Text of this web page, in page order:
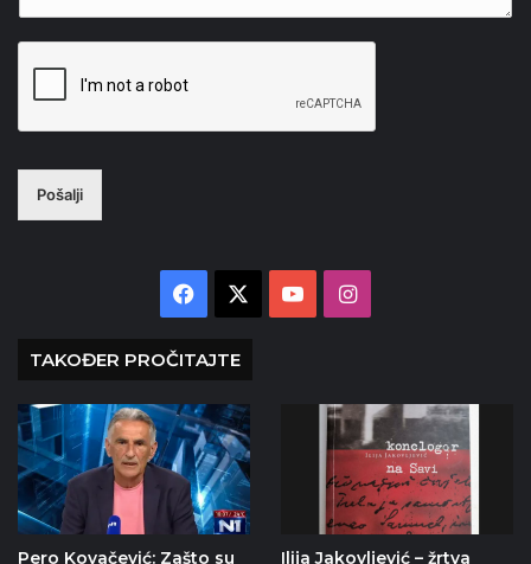
Pošalji
Facebook YouTubeInstagram
TAKOĐER PROČITAJTE
Pero Kovačević: Zašto su
Ilija Jakovljević – žrtva